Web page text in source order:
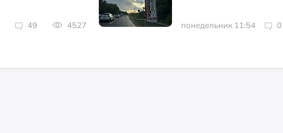
49 4527 понедельник 11:54 0